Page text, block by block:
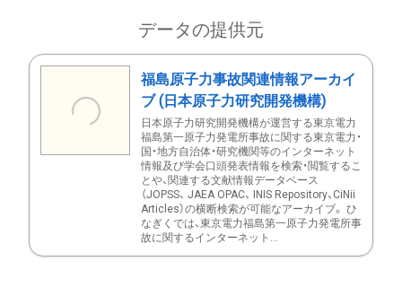
データの提供元
福島原子力事故関連情報アーカイ
ブ (日本原子力研究開発機構)
日本原子力研究開発機構が運営する東京電力
福島第一原子力発電所事故に関する東京電力・
国・地方自治体・研究機関等のインターネット
情報及び学会口頭発表情報を検索・閲覧するこ
とや、関連する文献情報データベース
（JOPSS、 JAEA OPAC、 INIS Repository、CiNii
Articles）の横断検索が可能なアーカイブ。 ひ
なぎくでは、東京電力福島第一原子力発電所事
故に関するインターネット...